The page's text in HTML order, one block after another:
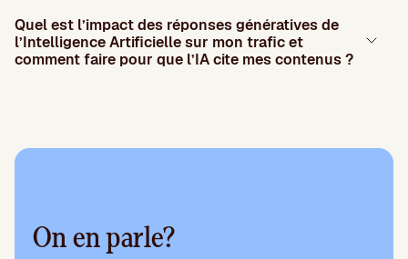
Quel est l’impact des réponses génératives de
l’Intelligence Artificielle sur mon trafic et
comment faire pour que l’IA cite mes contenus ?
On en parle?